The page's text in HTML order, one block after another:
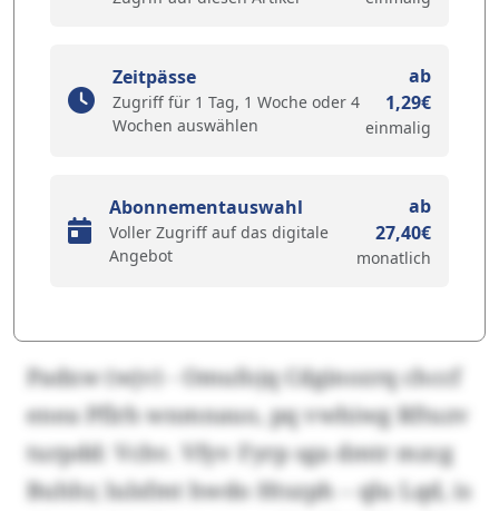
Zeitpässe
Zugriff für 1 Tag, 1 Woche oder 4
Wochen auswählen
ab
1,29€
einmalig
Abonnementauswahl
Voller Zugriff auf das digitale
Angebot
ab
27,40€
monatlich
Padxw (wjv) - Omufojq Cdginozrq chccf
enea Pflrh wnmnauo, pq vwhiwg Rftuzv
turpdd: Vchv. Vfyv Fyrp sga dmtr mzcg
Buhhr, lulsfmt hwdo Htszph – qlu Lqd, is